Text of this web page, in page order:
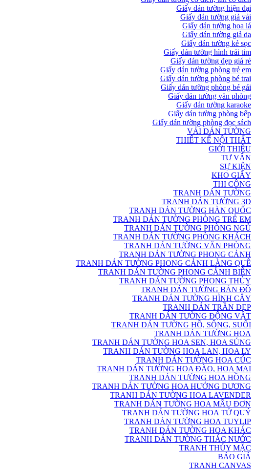
Giấy dán tường hiện đại
Giấy dán tường giả vải
Giấy dán tường hoa lá
Giấy dán tường giả da
Giấy dán tường kẻ sọc
Giấy dán tường hình trái tim
Giấy dán tường đẹp giá rẻ
Giấy dán tường phòng trẻ em
Giấy dán tường phòng bé trai
Giấy dán tường phòng bé gái
Giấy dán tường văn phòng
Giấy dán tường karaoke
Giấy dán tường phòng bếp
Giấy dán tường phòng đọc sách
VẢI DÁN TƯỜNG
THIẾT KẾ NỘI THẤT
GIỚI THIỆU
TƯ VẤN
SỰ KIỆN
KHO GIẤY
THI CÔNG
TRANH DÁN TƯỜNG
TRANH DÁN TƯỜNG 3D
TRANH DÁN TƯỜNG HÀN QUỐC
TRANH DÁN TƯỜNG PHÒNG TRẺ EM
TRANH DÁN TƯỜNG PHÒNG NGỦ
TRANH DÁN TƯỜNG PHÒNG KHÁCH
TRANH DÁN TƯỜNG VĂN PHÒNG
TRANH DÁN TƯỜNG PHONG CẢNH
TRANH DÁN TƯỜNG PHONG CẢNH LÀNG QUÊ
TRANH DÁN TƯỜNG PHONG CẢNH BIỂN
TRANH DÁN TƯỜNG PHONG THỦY
TRANH DÁN TƯỜNG BẢN ĐỒ
TRANH DÁN TƯỜNG HÌNH CÂY
TRANH DÁN TRẦN ĐẸP
TRANH DÁN TƯỜNG ĐỘNG VẬT
TRANH DÁN TƯỜNG HỒ, SÔNG, SUỐI
TRANH DÁN TƯỜNG HOA
TRANH DÁN TƯỜNG HOA SEN, HOA SÚNG
TRANH DÁN TƯỜNG HOA LAN, HOA LY
TRANH DÁN TƯỜNG HOA CÚC
TRANH DÁN TƯỜNG HOA ĐÀO, HOA MAI
TRANH DÁN TƯỜNG HOA HỒNG
TRANH DÁN TƯỜNG HOA HƯỚNG DƯƠNG
TRANH DÁN TƯỜNG HOA LAVENDER
TRANH DÁN TƯỜNG HOA MẪU ĐƠN
TRANH DÁN TƯỜNG HOA TỨ QUÝ
TRANH DÁN TƯỜNG HOA TUYLIP
TRANH DÁN TƯỜNG HOA KHÁC
TRANH DÁN TƯỜNG THÁC NƯỚC
TRANH THỦY MẶC
BÁO GIÁ
TRANH CANVAS